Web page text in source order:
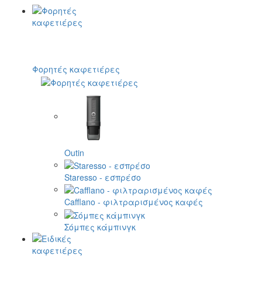
Φορητές καφετιέρες
Outin
Staresso - εσπρέσο
Cafflano - φιλτραρισμένος καφές
Σόμπες κάμπινγκ